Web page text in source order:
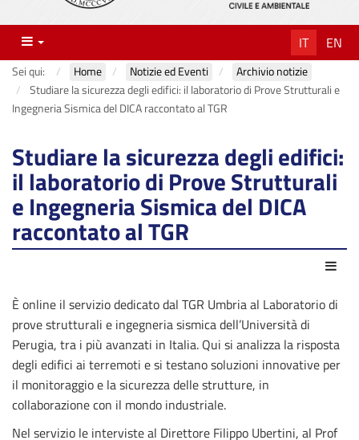
Menu IT EN
Sei qui: Home Notizie ed Eventi
Archivio notizie
Studiare la sicurezza degli edifici: il laboratorio di Prove Strutturali e
Ingegneria Sismica del DICA raccontato al TGR
Studiare la sicurezza degli edifici:
il laboratorio di Prove Strutturali
e Ingegneria Sismica del DICA
raccontato al TGR
È online il servizio dedicato dal TGR Umbria al Laboratorio di
prove strutturali e ingegneria sismica dell’Università di
Perugia, tra i più avanzati in Italia. Qui si analizza la risposta
degli edifici ai terremoti e si testano soluzioni innovative per
il monitoraggio e la sicurezza delle strutture, in
collaborazione con il mondo industriale.
Nel servizio le interviste al Direttore Filippo Ubertini, al Prof